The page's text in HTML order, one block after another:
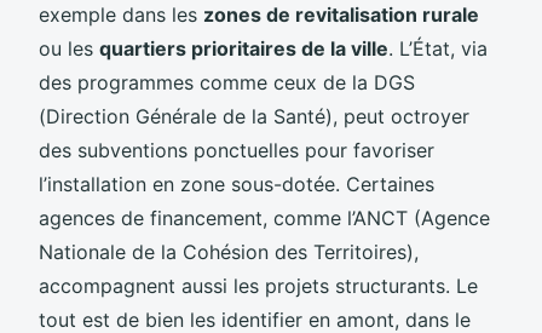
exemple dans les zones de revitalisation rurale
ou les quartiers prioritaires de la ville. L’État, via
des programmes comme ceux de la DGS
(Direction Générale de la Santé), peut octroyer
des subventions ponctuelles pour favoriser
l’installation en zone sous-dotée. Certaines
agences de financement, comme l’ANCT (Agence
Nationale de la Cohésion des Territoires),
accompagnent aussi les projets structurants. Le
tout est de bien les identifier en amont, dans le